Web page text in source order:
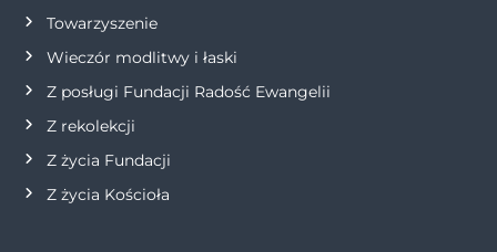
Towarzyszenie
Wieczór modlitwy i łaski
Z posługi Fundacji Radość Ewangelii
Z rekolekcji
Z życia Fundacji
Z życia Kościoła